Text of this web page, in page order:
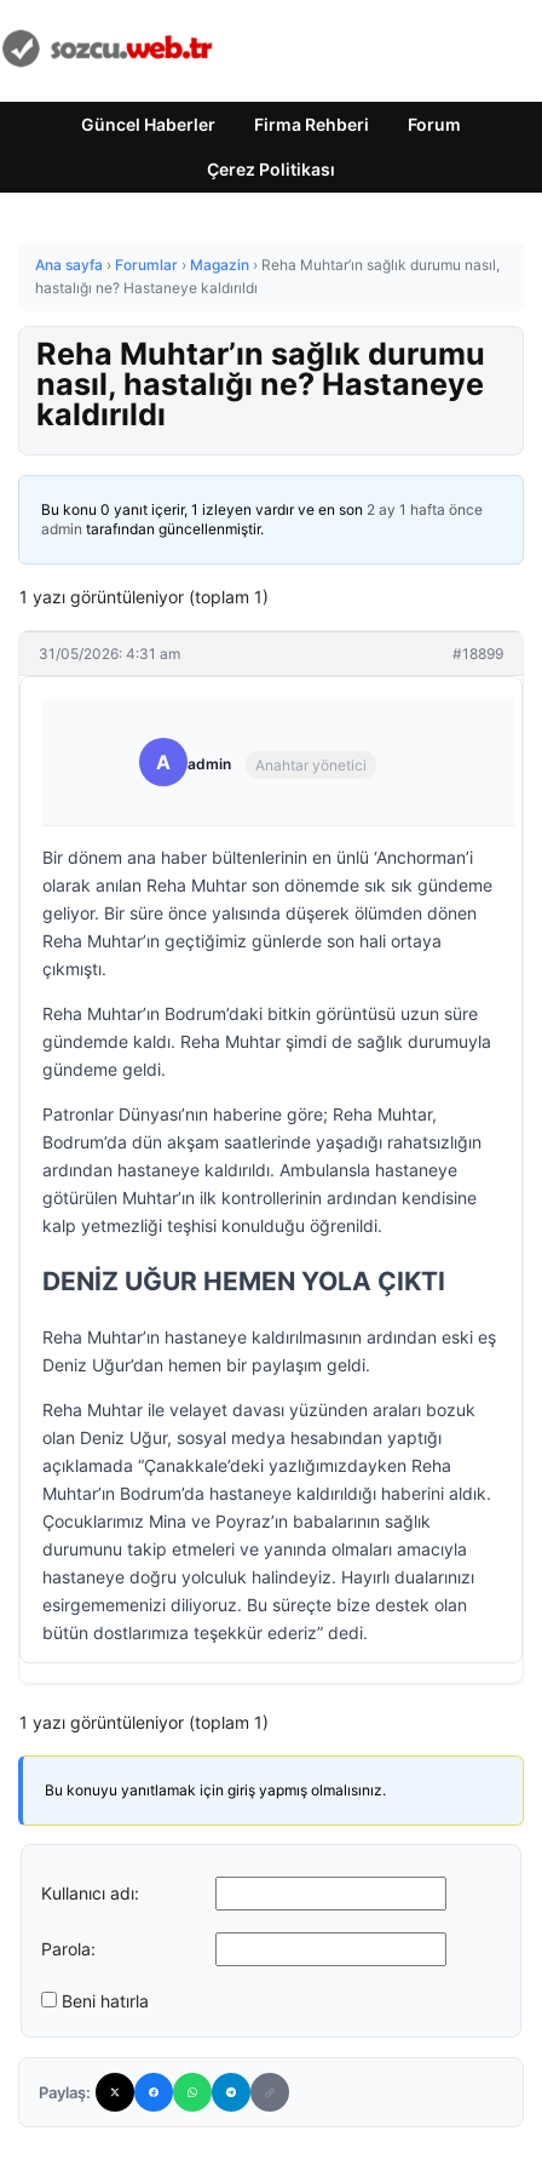
Güncel Haberler Firma Rehberi Forum
Çerez Politikası
Ana sayfa › Forumlar › Magazin › Reha Muhtar’ın sağlık durumu nasıl,
hastalığı ne? Hastaneye kaldırıldı
Reha Muhtar’ın sağlık durumu
nasıl, hastalığı ne? Hastaneye
kaldırıldı
Bu konu 0 yanıt içerir, 1 izleyen vardır ve en son 2 ay 1 hafta önce
admin tarafından güncellenmiştir.
1 yazı görüntüleniyor (toplam 1)
31/05/2026: 4:31 am #18899
A admin Anahtar yönetici
Bir dönem ana haber bültenlerinin en ünlü ‘Anchorman’i
olarak anılan Reha Muhtar son dönemde sık sık gündeme
geliyor. Bir süre önce yalısında düşerek ölümden dönen
Reha Muhtar’ın geçtiğimiz günlerde son hali ortaya
çıkmıştı.
Reha Muhtar’ın Bodrum’daki bitkin görüntüsü uzun süre
gündemde kaldı. Reha Muhtar şimdi de sağlık durumuyla
gündeme geldi.
Patronlar Dünyası’nın haberine göre; Reha Muhtar,
Bodrum’da dün akşam saatlerinde yaşadığı rahatsızlığın
ardından hastaneye kaldırıldı. Ambulansla hastaneye
götürülen Muhtar’ın ilk kontrollerinin ardından kendisine
kalp yetmezliği teşhisi konulduğu öğrenildi.
DENİZ UĞUR HEMEN YOLA ÇIKTI
Reha Muhtar’ın hastaneye kaldırılmasının ardından eski eş
Deniz Uğur’dan hemen bir paylaşım geldi.
Reha Muhtar ile velayet davası yüzünden araları bozuk
olan Deniz Uğur, sosyal medya hesabından yaptığı
açıklamada “Çanakkale’deki yazlığımızdayken Reha
Muhtar’ın Bodrum’da hastaneye kaldırıldığı haberini aldık.
Çocuklarımız Mina ve Poyraz’ın babalarının sağlık
durumunu takip etmeleri ve yanında olmaları amacıyla
hastaneye doğru yolculuk halindeyiz. Hayırlı dualarınızı
esirgememenizi diliyoruz. Bu süreçte bize destek olan
bütün dostlarımıza teşekkür ederiz” dedi.
1 yazı görüntüleniyor (toplam 1)
Bu konuyu yanıtlamak için giriş yapmış olmalısınız.
Kullanıcı adı:
Parola:
Beni hatırla
Paylaş: